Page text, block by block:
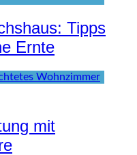
Tipps
Ernte
mit